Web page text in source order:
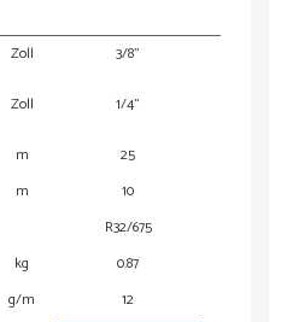
Zoll
3/8”
Zoll 1/4”
m
25
m
10
R32/675
kg
0.87
g/m 12